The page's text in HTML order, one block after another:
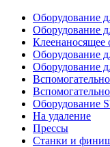
Оборудование
Оборудование
Клеенаносящее
Оборудование
Оборудование
Оборудование
На удаление
Прессы
Станки и